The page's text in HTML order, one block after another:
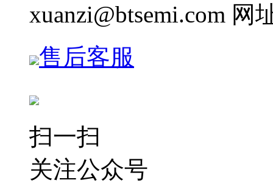
xuanzi@btsemi.com 网
售后客服
扫一扫
关注公众号